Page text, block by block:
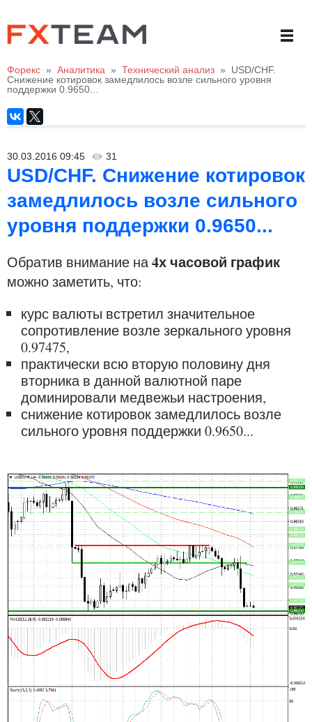
Форекс » Аналитика » Технический анализ »
USD/CHF.
Снижение котировок замедлилось возле сильного уровня
поддержки 0.9650...
30.03.2016 09:45 31
USD/CHF. Снижение котировок
замедлилось возле сильного
уровня поддержки 0.9650...
Обратив внимание на4х часовой график
можно заметить, что:
курс валюты встретил значительное
сопротивление возле зеркального уровня
0.97475,
практически всю вторую половину дня
вторника в данной валютной паре
доминировали медвежьи настроения,
снижение котировок замедлилось возле
сильного уровня поддержки 0.9650...